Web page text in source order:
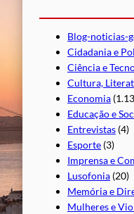
Blog-noticias-
Cidadania e
Ciência e
Cultura,
Economia
Educação e
Entrevistas (4)
Esporte (3)
Imprensa e
Lusofonia (20)
Memória e
Mulheres e